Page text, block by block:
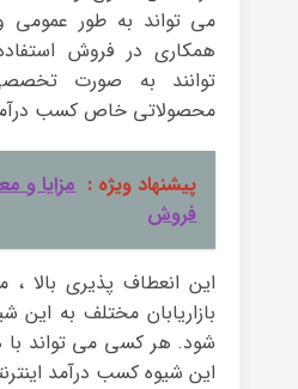
می تواند به طور عمومی
همکاری در فروش
توانند به صورت
محصولاتی خاص کسب
پیشنهاد ویژه : مزایا و
فروش
این انعطاف پذیری
بازاریابان مختلف به
شود. هر کسی می تواند با
این شیوه کسب درآمد